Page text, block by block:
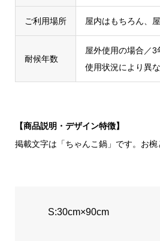
ご利用場所 屋内はもちろん、
耐候年数
屋外使用の場合／3
使用状況により異
【商品説明・デザイン特徴】
掲載文字は「ちゃんこ鍋」です。お
S:30cm×90cm